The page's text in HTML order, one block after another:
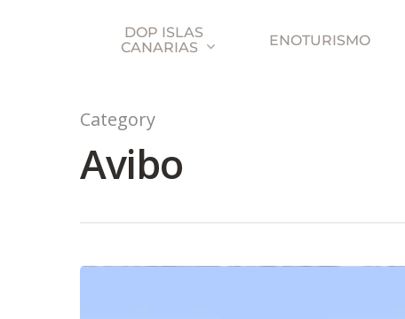
DOP ISLAS
CANARIAS
ENOTURISMO
Category
Avibo